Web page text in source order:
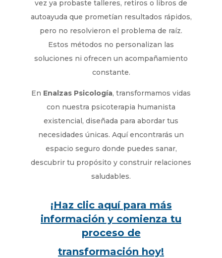
vez ya probaste talleres, retiros o libros de
autoayuda que prometían resultados rápidos,
pero no resolvieron el problema de raíz.
Estos métodos no personalizan las
soluciones ni ofrecen un acompañamiento
constante.
En Enalzas Psicología, transformamos vidas
con nuestra psicoterapia humanista
existencial, diseñada para abordar tus
necesidades únicas. Aquí encontrarás un
espacio seguro donde puedes sanar,
descubrir tu propósito y construir relaciones
saludables.
¡Haz clic aquí para más
información y comienza tu
proceso de
transformación hoy!